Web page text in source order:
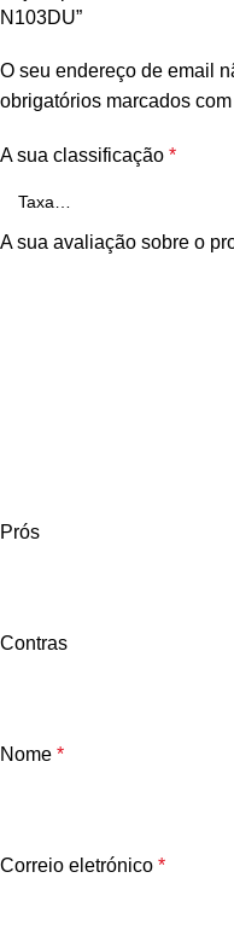
N103DU”
O seu endereço de email
obrigatórios marcados com
A sua classificação *
A sua avaliação sobre o
Prós
Contras
Nome *
Correio eletrónico *